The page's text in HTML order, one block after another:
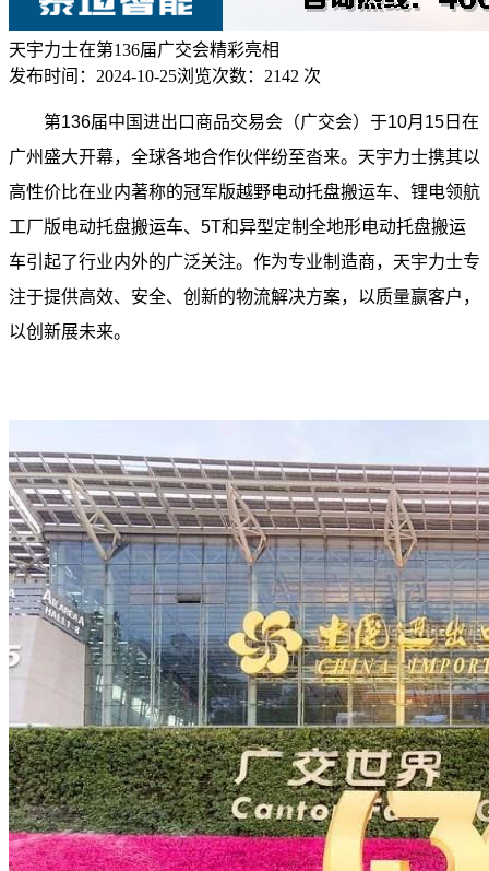
天宇力士在第136届广交会精彩亮相
发布时间： 2024-10-25浏览次数： 2142 次
第136届中国进出口商品交易会（广交会）于10月15日在
广州盛大开幕，全球各地合作伙伴纷至沓来。天宇力士携其以
高性价比在业内著称的冠军版越野电动托盘搬运车、锂电领航
工厂版电动托盘搬运车、5T和异型定制全地形电动托盘搬运
车引起了行业内外的广泛关注。作为专业制造商，天宇力士专
注于提供高效、安全、创新的物流解决方案，以质量赢客户，
以创新展未来。